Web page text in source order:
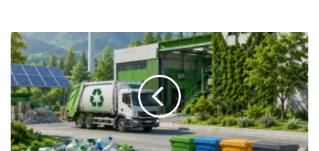
Н
О
В
Ы
Е
Э
К
О